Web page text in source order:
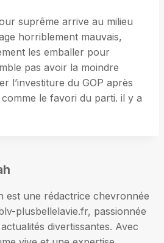
suprême arrive au milieu
horriblement mauvais,
les emballer pour
pas avoir la moindre
l’investiture du GOP après
le favori du parti. il y a
est une rédactrice chevronnée
plusbellelavie.fr, passionnée
divertissantes. Avec